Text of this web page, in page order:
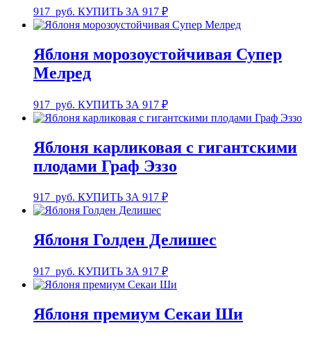
917 руб. КУПИТЬ ЗА 917 ₽
Яблоня морозоустойчивая Супер
Мелред
917 руб. КУПИТЬ ЗА 917 ₽
Яблоня карликовая с гигантскими
плодами Граф Эззо
917 руб. КУПИТЬ ЗА 917 ₽
Яблоня Голден Делишес
917 руб. КУПИТЬ ЗА 917 ₽
Яблоня премиум Секаи Ши